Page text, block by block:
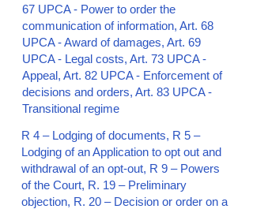
67 UPCA - Power to order the
communication of information, Art. 68
UPCA - Award of damages, Art. 69
UPCA - Legal costs, Art. 73 UPCA -
Appeal, Art. 82 UPCA - Enforcement of
decisions and orders, Art. 83 UPCA -
Transitional regime
R 4 – Lodging of documents, R 5 –
Lodging of an Application to opt out and
withdrawal of an opt-out, R 9 – Powers
of the Court, R. 19 – Preliminary
objection, R. 20 – Decision or order on a